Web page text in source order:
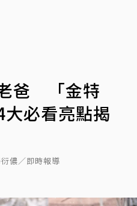
爸 「金特
必看亮點揭
儂／即時報導